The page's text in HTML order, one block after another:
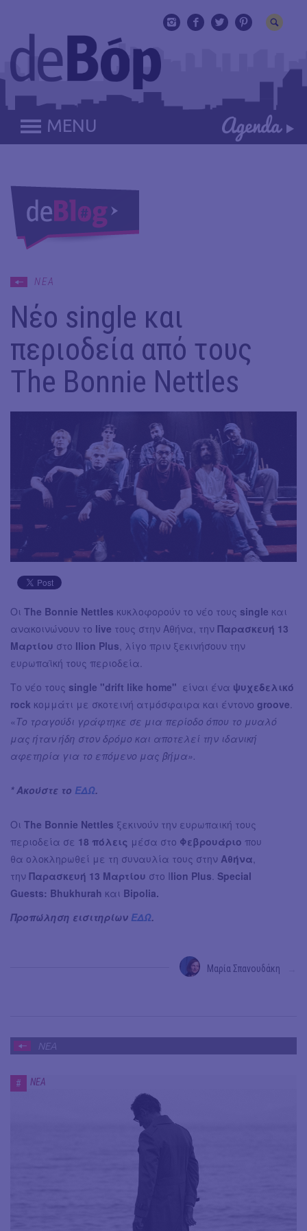
MENU
ΝΕΑ
Νέο single και
περιοδεία από τους
The Bonnie Nettles
Οι The Bonnie Nettles κυκλοφορούν το νέο τους single και
ανακοινώνουν το live τους στην Αθήνα, την Παρασκευή 13
Μαρτίου στο Ilion Plus , λίγο πριν ξεκινήσουν την
ευρωπαϊκή τους περιοδεία.
Το νέο τους single "drift like home" είναι ένα ψυχεδελικό
rock κομμάτι με σκοτεινή ατμόσφαιρα και έντονο groove
« Το τραγούδι γράφτηκε σε μια περίοδο όπου το μυαλό
μας ήταν ήδη στον δρόμο και αποτελεί την ιδανική
αφετηρία για το επόμενο μας βήμα».
* Ακούστε το ΕΔΩ.
Οι The Bonnie Nettles ξεκινούν την ευρωπαική τους
περιοδεία σε 18 πόλεις μέσα στο Φεβρουάριο που
θα ολοκληρωθεί με τη συναυλία τους στην Αθήνα
την Παρασκευή 13 Μαρτίου στο Ilion Plus Special
Guests: Bhukhurah και Bipolia.
Προπώληση εισιτηρίων ΕΔΩ.
Μαρία Σπανουδάκη
ΝΕΑ
# ΝΕΑ